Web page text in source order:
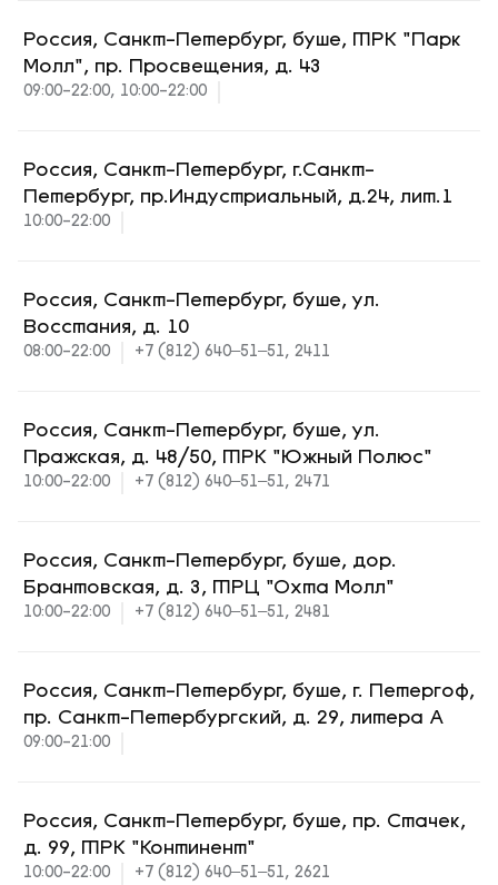
Россия, Санкт-Петербург, буше, ТРК "Парк
Молл", пр. Просвещения, д. 43
09:00-22:00, 10:00-22:00
Россия, Санкт-Петербург, г.Санкт-
Петербург, пр.Индустриальный, д.24, лит.1
10:00-22:00
Россия, Санкт-Петербург, буше, ул.
Восстания, д. 10
08:00-22:00 +7 (812) 640‒51‒51, 2411
Россия, Санкт-Петербург, буше, ул.
Пражская, д. 48/50, ТРК "Южный Полюс"
10:00-22:00 +7 (812) 640‒51‒51, 2471
Россия, Санкт-Петербург, буше, дор.
Брантовская, д. 3, ТРЦ "Охта Молл"
10:00-22:00 +7 (812) 640‒51‒51, 2481
Россия, Санкт-Петербург, буше, г. Петергоф,
пр. Санкт-Петербургский, д. 29, литера А
09:00-21:00
Россия, Санкт-Петербург, буше, пр. Стачек,
д. 99, ТРК "Континент"
10:00-22:00 +7 (812) 640‒51‒51, 2621